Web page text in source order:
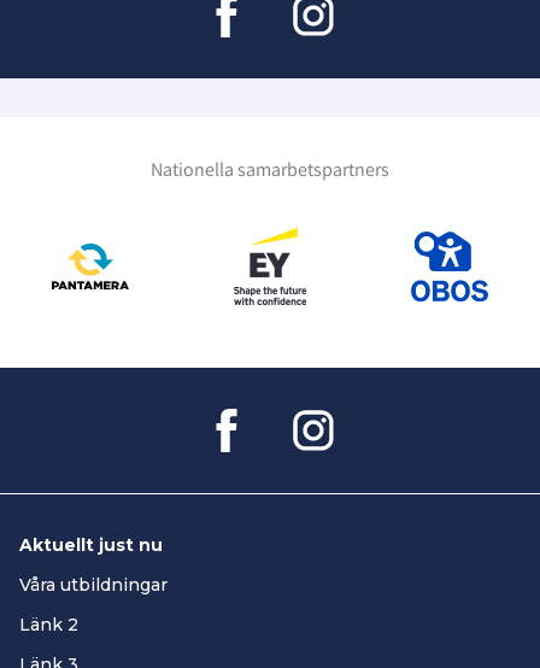
Nationella samarbetspartners
Aktuellt just nu
Våra utbildningar
Länk 2